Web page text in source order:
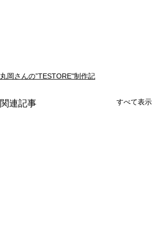
丸岡さんの”TESTORE"制作記
関連記事 すべて表示